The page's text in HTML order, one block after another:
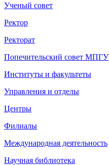
Ученый совет
Ректор
Ректорат
Попечительский совет МПГУ
Институты и факультеты
Управления и отделы
Центры
Филиалы
Международная деятельность
Научная библиотека